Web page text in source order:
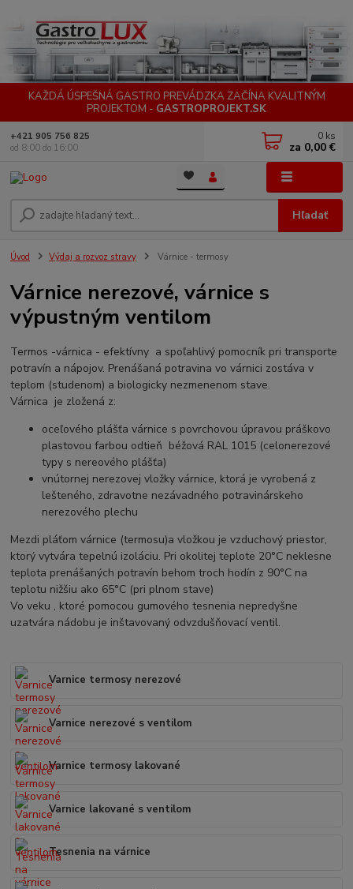
KAŽDÁ ÚSPEŠNÁ GASTRO PREVÁDZKA ZAČÍNA KVALITNÝM
PROJEKTOM - GASTROPROJEKT.SK
Hľadať
+421 905 756 825
od 8:00 do 16:00
0 ks
za 0,00 €
Úvod Výdaj a rozvoz stravy Várnice - termosy
Várnice nerezové, várnice s
výpustným ventilom
Termos -várnica - efektívny a spoľahlivý pomocník pri transporte
potravín a nápojov. Prenášaná potravina vo várnici zostáva v
teplom (studenom) a biologicky nezmenenom stave.
Várnica je zložená z:
oceľového plášťa várnice s povrchovou úpravou práškovo
plastovou farbou odtieň béžová RAL 1015 (celonerezové
typy s nereového plášťa)
vnútornej nerezovej vložky várnice, ktorá je vyrobená z
lešteného, zdravotne nezávadného potravinárskeho
nerezového plechu
Mezdi pláťom várnice (termosu)a vložkou je vzduchový priestor,
ktorý vytvára tepelnú izoláciu. Pri okolitej teplote 20°C neklesne
teplota prenášaných potravín behom troch hodín z 90°C na
teplotu nižšiu ako 65°C (pri plnom stave)
Vo veku , ktoré pomocou gumového tesnenia nepredyšne
uzatvára nádobu je inštavovaný odvzdušňovací ventil.
Varnice termosy nerezové
Varnice nerezové s ventilom
Varnice termosy lakované
Varnice lakované s ventilom
Tesnenia na várnice